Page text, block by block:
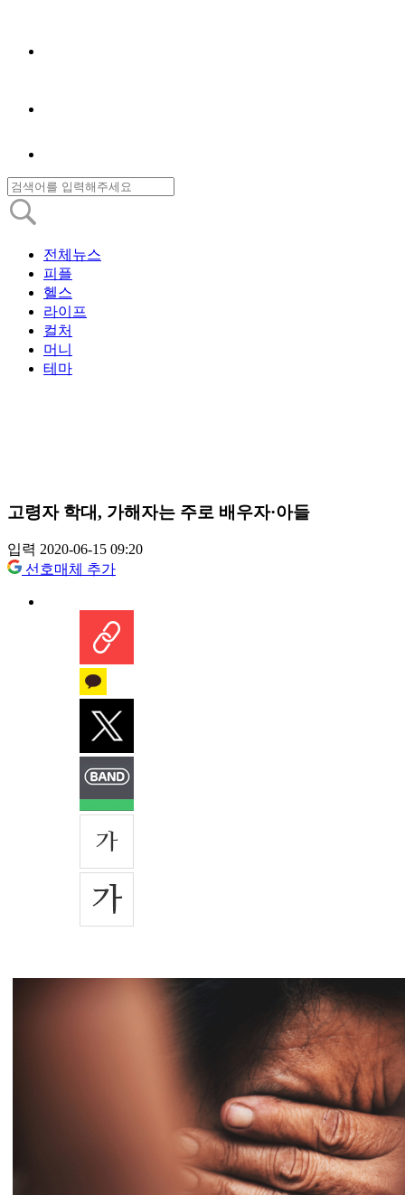
전체뉴스
피플
헬스
라이프
컬처
머니
테마
고령자 학대, 가해자는 주로 배우자·아들
입력 2020-06-15 09:20
선호매체 추가